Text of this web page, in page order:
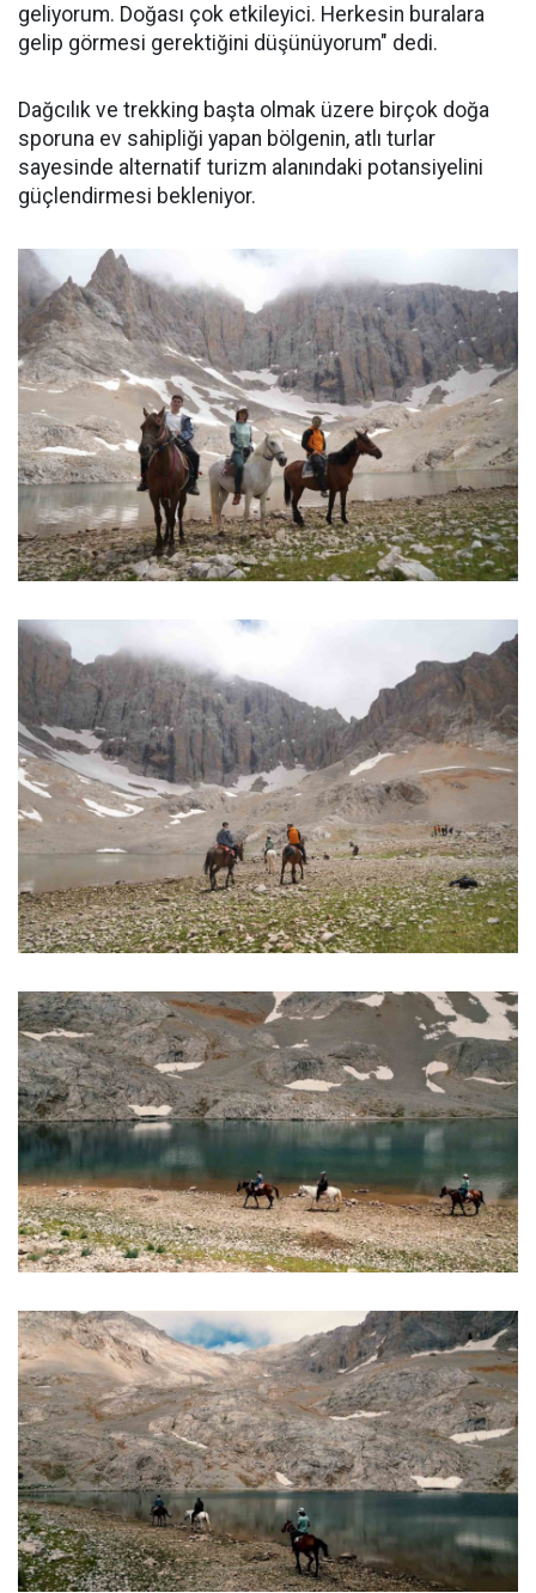
geliyorum. Doğası çok etkileyici. Herkesin buralara
gelip görmesi gerektiğini düşünüyorum" dedi.
Dağcılık ve trekking başta olmak üzere birçok doğa
sporuna ev sahipliği yapan bölgenin, atlı turlar
sayesinde alternatif turizm alanındaki potansiyelini
güçlendirmesi bekleniyor.